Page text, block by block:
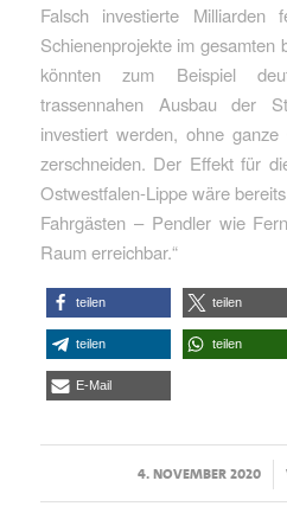
Falsch investierte
Schienenprojekte im gesamten
könnten zum Beispiel
trassennahen Ausbau der
investiert werden, ohne
zerschneiden. Der Effekt für
Ostwestfalen-Lippe wäre
Fahrgästen – Pendler wie
Raum erreichbar.“
teilen teilen
teilen teilen
E-Mail
4. NOVEMBER 2020
/